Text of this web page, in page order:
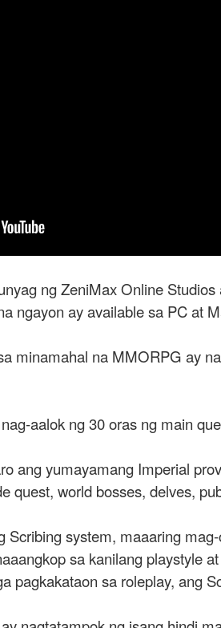
ng ZeniMax Online
ngayon ay available sa PC at
minamahal na MMORPG ay
aalok ng 30 oras ng main
ang yumayamang Imperial
quest, world bosses, delves,
Scribing system, maaaring
sa kanilang playstyle
pagkakataon sa roleplay, ang